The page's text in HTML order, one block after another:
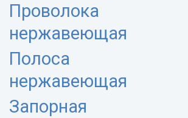
Проволока
нержавеющая
Полоса
нержавеющая
Запорная